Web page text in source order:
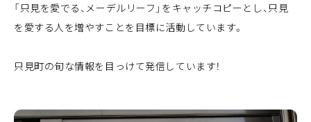
「只見を愛でる、メーデルリーフ」をキャッチコピーとし、只見
を愛する人を増やすことを目標に活動しています。
只見町の旬な情報を目っけて発信しています！